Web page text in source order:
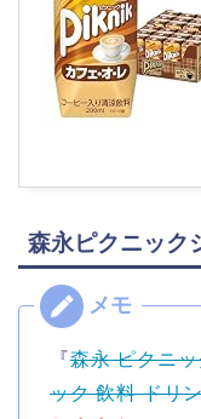
森永ピクニック
『森永 ピクニ
ック 飲料 ドリ